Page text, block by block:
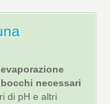
necessari
di pH e altri